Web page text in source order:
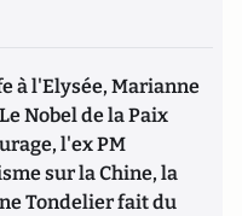
à l'Elysée, Marianne
Nobel de la Paix
l'ex PM
sur la Chine, la
Tondelier fait du